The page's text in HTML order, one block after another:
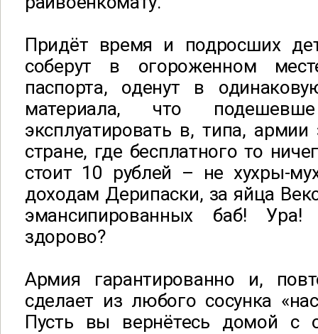
Придёт время и подросших
соберут в огороженном
паспорта, оденут в
материала, что
эксплуатировать в, типа,
стране, где бесплатного то
стоит 10 рублей – не хухры-
доходам Дерипаски, за яйца
эмансипированных баб!
здорово?
Армия гарантированно и,
сделает из любого сосунка
Пусть вы вернётесь домой с